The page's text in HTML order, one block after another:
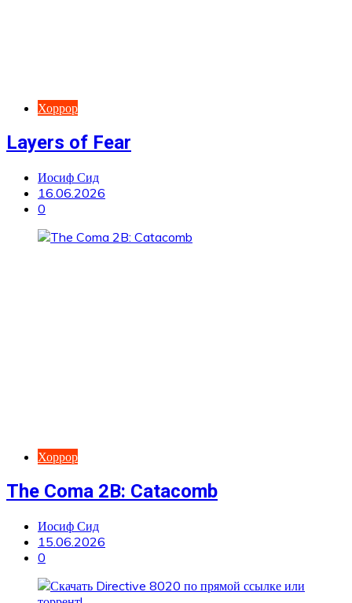
Хоррор
Layers of Fear
Иосиф Сид
16.06.2026
0
Хоррор
The Coma 2B: Catacomb
Иосиф Сид
15.06.2026
0